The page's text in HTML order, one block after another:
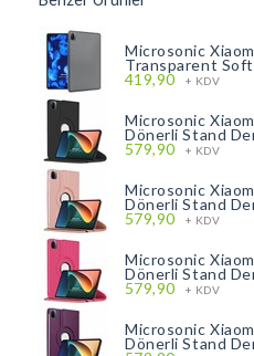
Microsonic
Transparent
419,90 + KDV
Microsonic
Dönerli Stand
579,90 + KDV
Microsonic
Dönerli Stand
579,90 + KDV
Microsonic
Dönerli Stand
579,90 + KDV
Microsonic
Dönerli Stand